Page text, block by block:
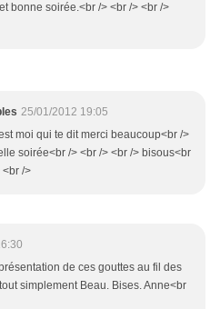
bonne soirée.<br /> <br /> <br />
25/01/2012 19:05
moi qui te dit merci beaucoup<br />
soirée<br /> <br /> <br /> bisous<br
<br />
de ces gouttes au fil des
simplement Beau. Bises. Anne<br